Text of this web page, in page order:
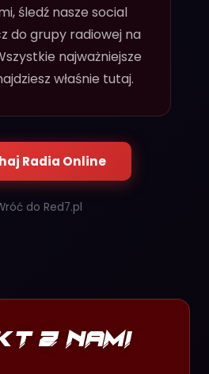
śledź nasze social
do grupy radiowej na
najważniejsze
właśnie tutaj.
Radia Online
do Red7.pl
z Nami